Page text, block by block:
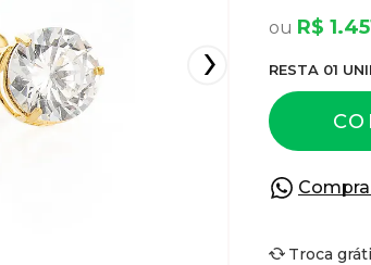
R$
RESTA 01
Troca